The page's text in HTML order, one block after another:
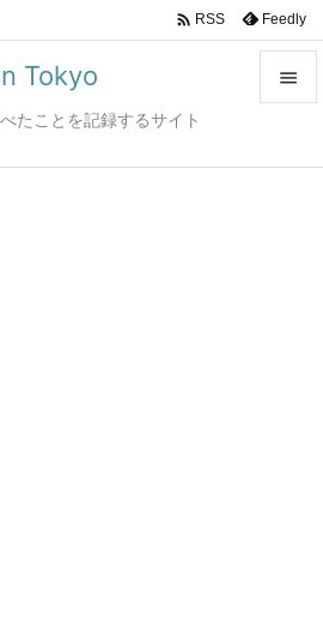
Tokyo
たことを記録するサイト

 RSS Feedly